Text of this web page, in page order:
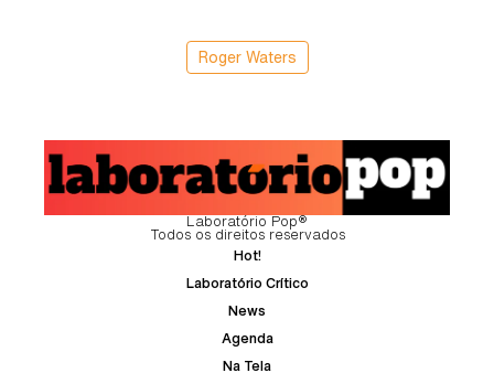
Roger Waters
Laboratório Pop®
Todos os direitos reservados
Hot!
Laboratório Crítico
News
Agenda
Na Tela